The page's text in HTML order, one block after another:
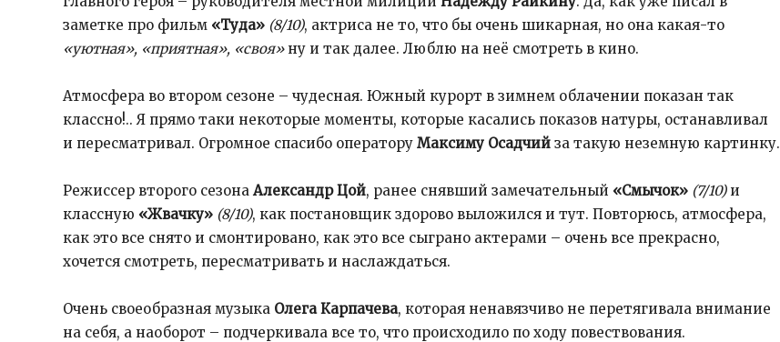
заметке про фильм «Туда» (8/10), актриса не то, что бы очень шикарная, но она какая-то
«уютная», «приятная», «своя»ну и так далее. Люблю на неё смотреть в кино.
Атмосфера во втором сезоне – чудесная. Южный курорт в зимнем облачении показан так
классно!.. Я прямо таки некоторые моменты, которые касались показов натуры, останавливал
и пересматривал. Огромное спасибо оператору Максиму Осадчий за такую неземную картинку.
Режиссер второго сезона Александр Цой, ранее снявший замечательный «Смычок» (7/10) и
классную «Жвачку» (8/10), как постановщик здорово выложился и тут. Повторюсь, атмосфера,
как это все снято и смонтировано, как это все сыграно актерами – очень все прекрасно,
хочется смотреть, пересматривать и наслаждаться.
Очень своеобразная музыка Олега Карпачева, которая ненавязчиво не перетягивала внимание
на себя, а наоборот – подчеркивала все то, что происходило по ходу повествования.